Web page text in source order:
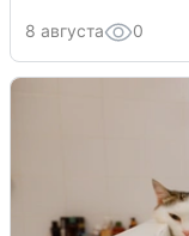
8 августа 0